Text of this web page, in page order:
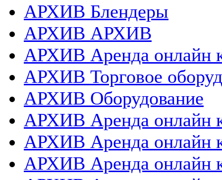
АРХИВ Блендеры
АРХИВ АРХИВ
АРХИВ Аренда онлайн
АРХИВ Торговое
АРХИВ Оборудование
АРХИВ Аренда онлайн
АРХИВ Аренда онлайн
АРХИВ Аренда онлайн